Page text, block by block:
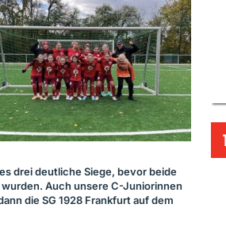
drei deutliche Siege, bevor beide
Auch unsere C-Juniorinnen
die SG 1928 Frankfurt auf dem